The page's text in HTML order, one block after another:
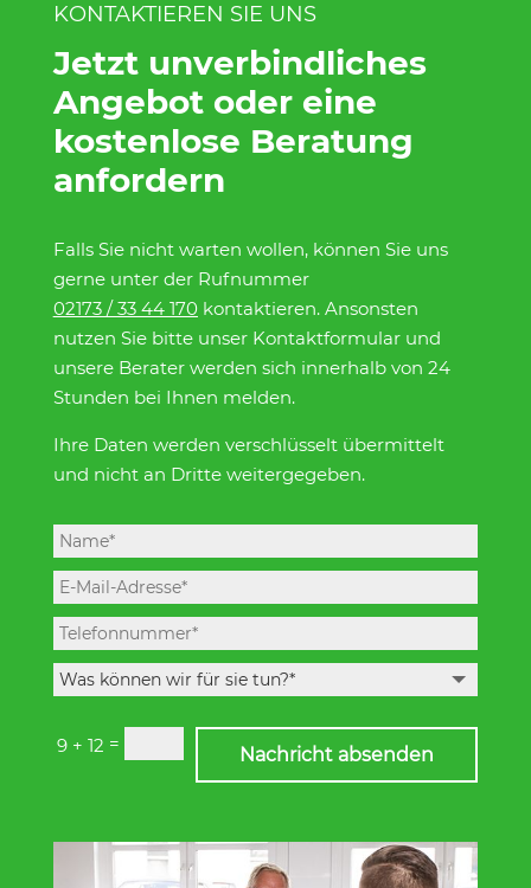
KONTAKTIEREN SIE UNS
Jetzt unverbindliches
Angebot oder eine
kostenlose Beratung
anfordern
Falls Sie nicht warten wollen, können Sie uns
gerne unter der Rufnummer
02173 / 33 44 170kontaktieren. Ansonsten
nutzen Sie bitte unser Kontaktformular und
unsere Berater werden sich innerhalb von 24
Stunden bei Ihnen melden.
Ihre Daten werden verschlüsselt übermittelt
und nicht an Dritte weitergegeben.
9 + 12 =
Nachricht absenden